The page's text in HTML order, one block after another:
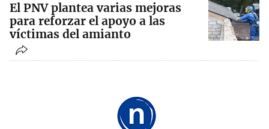
El PNV plantea varias mejoras
para reforzar el apoyo a las
víctimas del amianto